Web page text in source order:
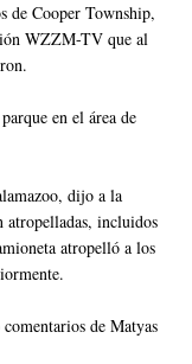
de Cooper Township,
WZZM-TV que al
en el área de
dijo a la
atropelladas, incluidos
atropelló a los
de Matyas